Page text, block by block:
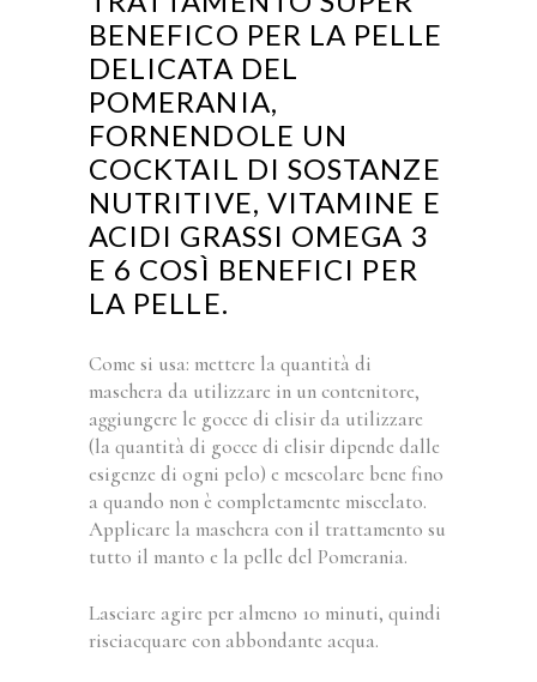
BENEFICO PER LA PELLE
DELICATA DEL
POMERANIA,
FORNENDOLE UN
COCKTAIL DI SOSTANZE
NUTRITIVE, VITAMINE E
ACIDI GRASSI OMEGA 3
E 6 COSÌ BENEFICI PER
LA PELLE.
Come si usa: mettere la quantità di
maschera da utilizzare in un contenitore,
aggiungere le gocce di elisir da utilizzare
(la quantità di gocce di elisir dipende dalle
esigenze di ogni pelo) e mescolare bene fino
a quando non è completamente miscelato.
Applicare la maschera con il trattamento su
tutto il manto e la pelle del Pomerania.
Lasciare agire per almeno 10 minuti, quindi
risciacquare con abbondante acqua.